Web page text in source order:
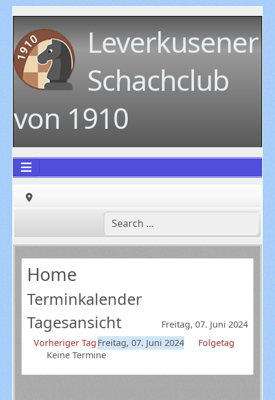
Leverkusener
Schachclub
von 1910
Home
Terminkalender
Tagesansicht
Freitag, 07. Juni 2024
Vorheriger Tag Freitag, 07. Juni 2024
Folgetag
Keine Termine